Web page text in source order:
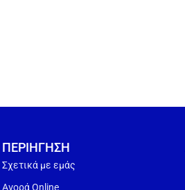
ΠΕΡΙΗΓΗΣΗ
Σχετικά με εμάς
Αγορά Online